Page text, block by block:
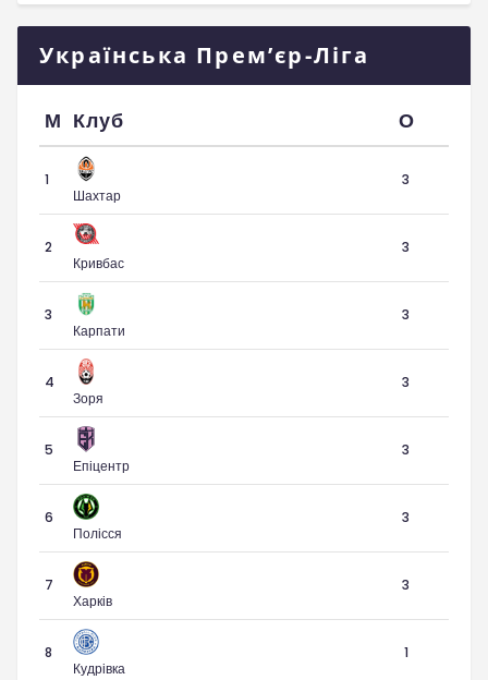
Українська Прем’єр-Ліга
М Клуб О
1
Шахтар
3
2
Кривбас
3
3
Карпати
3
4
Зоря
3
5
Епіцентр
3
6
Полісся
3
7
Харків
3
8
Кудрівка
1